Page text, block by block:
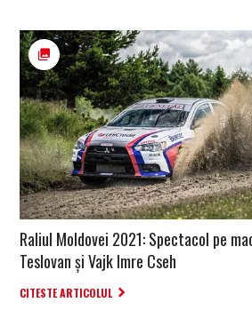
Raliul Moldovei 2021: Spectacol pe
Teslovan și Vajk Imre Cseh
CITESTE ARTICOLUL